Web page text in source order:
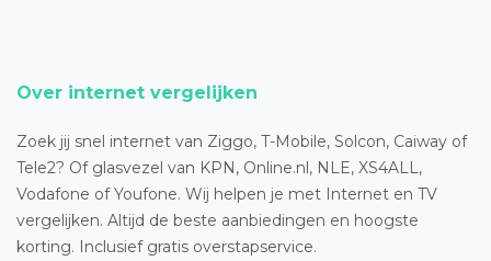
Over internet vergelijken
Zoek jij snel internet van Ziggo, T-Mobile, Solcon, Caiway of
Tele2? Of glasvezel van KPN, Online.nl, NLE, XS4ALL,
Vodafone of Youfone. Wij helpen je met Internet en TV
vergelijken. Altijd de beste aanbiedingen en hoogste
korting. Inclusief gratis overstapservice.